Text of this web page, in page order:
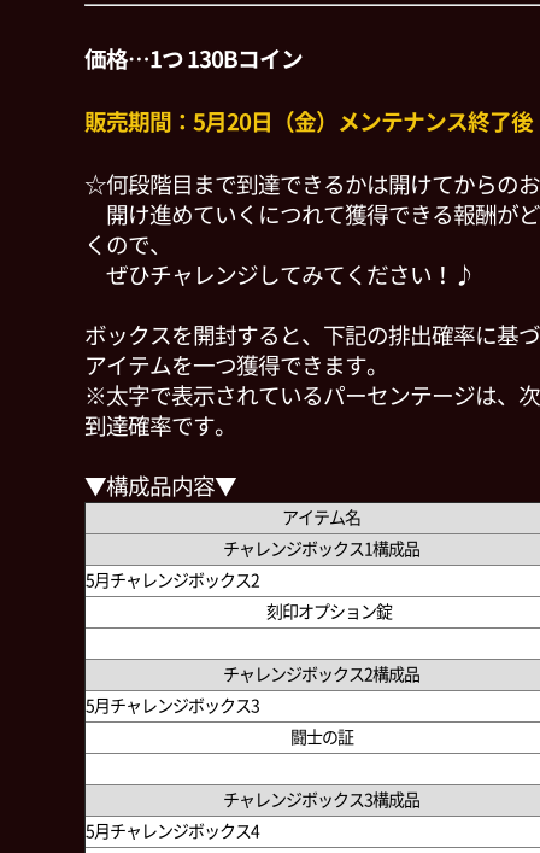
価格…1つ 130Bコイン
販売期間：5月20日（金）メンテナンス終了後
☆何段階目まで到達できるかは開けてからの
開け進めていくにつれて獲得できる報酬が
くので、
ぜひチャレンジしてみてください！♪
ボックスを開封すると、下記の排出確率に基
アイテムを一つ獲得できます。
※太字で表示されているパーセンテージは、
到達確率です。
▼構成品内容▼
アイテム名
チャレンジボックス1構成品
5月チャレンジボックス2
刻印オプション錠
チャレンジボックス2構成品
5月チャレンジボックス3
闘士の証
チャレンジボックス3構成品
5月チャレンジボックス4